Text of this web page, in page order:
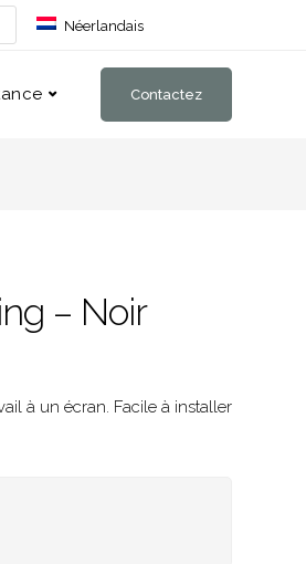
Néerlandais
Contactez
– Noir
à un écran. Facile à installer